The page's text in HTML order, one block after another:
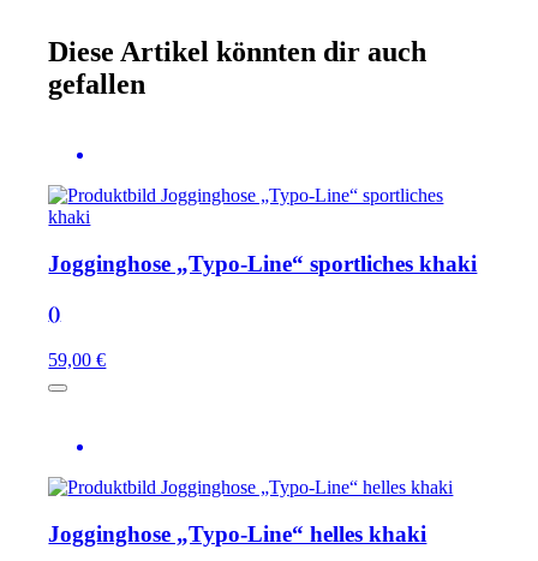
Diese Artikel könnten dir auch
gefallen
Jogginghose „Typo-Line“ sportliches khaki
()
59,00 €
Jogginghose „Typo-Line“ helles khaki